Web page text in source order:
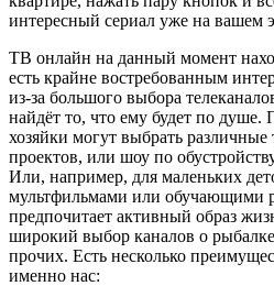
интересный сериал уже на вашем
ТВ онлайн на данный момент
есть крайне востребованным
из-за большого выбора
найдёт то, что ему будет по душе.
хозяйки могут выбрать
проектов, или шоу по
Или, например, для маленьких
мультфильмами или обучающими
предпочитает активный образ
широкий выбор каналов о
прочих. Есть несколько
именно нас: